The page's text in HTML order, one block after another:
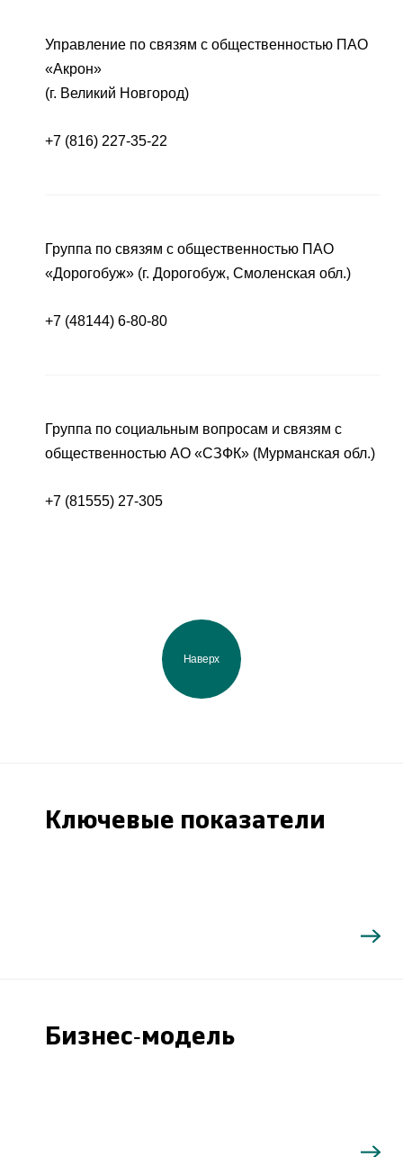
Управление по связям с общественностью ПАО
«Акрон»
(г. Великий Новгород)
+7 (816) 227-35-22
Группа по связям с общественностью ПАО
«Дорогобуж» (г. Дорогобуж, Смоленская обл.)
+7 (48144) 6-80-80
Группа по социальным вопросам и связям с
общественностью АО «СЗФК» (Мурманская обл.)
+7 (81555) 27-305
Наверх
Ключевые показатели
Бизнес-модель